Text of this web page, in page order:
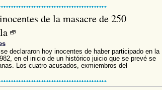
de la masacre de 250
declararon hoy inocentes de haber participado en la
en el inicio de un histórico juicio que se prevé se
Los cuatro acusados, exmiembros del